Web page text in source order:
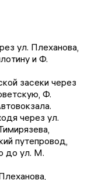
ул. Плеханова,
и Ф.
засеки через
Ф.
через ул.
путепровод,
до ул. М.